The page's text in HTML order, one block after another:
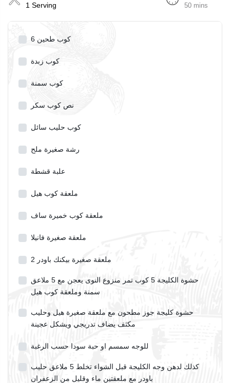
1 Serving 50 mins
6 كوب طحين
كوب زبدة
كوب سمنة
نص كوب سكر
كوب حليب سائل
رشة صغيرة ملح
علبة قشطة
ملعقة كوب هيل
ملعقة كوب خميرة ساف
ملعقة صغيرة فانيلا
2 ملعقة صغيرة بيكنك باودر
حشوة الكليجة 5 كوب تمر منزوع النوى يعجن مع 5 ملاعق
سمنة وملعقة كوب هيل
حشوة كليجة جوز مطحون مع ملعقة صغيرة هيل وحليب
مكثف يضاف تدريجي ويشكل عجينة
للوجه سمسم او حبة سودا حسب الرغبة
كذلك لدهن وجه الكليجة قبل الشواء تخلط 5 ملاعق حليب
باودر مع ملعقتين ماء وقليل من الزعفران